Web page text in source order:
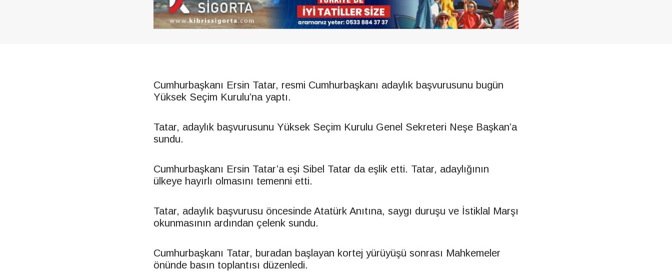
Cumhurbaşkanı Ersin Tatar, resmi Cumhurbaşkanı adaylık başvurusunu bugün
Yüksek Seçim Kurulu’na yaptı.
Tatar, adaylık başvurusunu Yüksek Seçim Kurulu Genel Sekreteri Neşe Başkan’a
sundu.
Cumhurbaşkanı Ersin Tatar’a eşi Sibel Tatar da eşlik etti. Tatar, adaylığının
ülkeye hayırlı olmasını temenni etti.
Tatar, adaylık başvurusu öncesinde Atatürk Anıtına, saygı duruşu ve İstiklal Marşı
okunmasının ardından çelenk sundu.
Cumhurbaşkanı Tatar, buradan başlayan kortej yürüyüşü sonrası Mahkemeler
önünde basın toplantısı düzenledi.